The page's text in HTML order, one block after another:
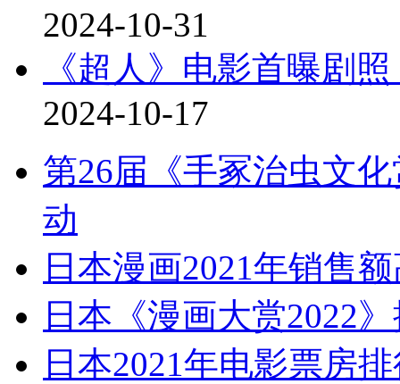
2024-10-31
《超人》电影首曝剧
2024-10-17
第26届《手冢治虫文
动
日本漫画2021年销售
日本《漫画大赏2022
日本2021年电影票房